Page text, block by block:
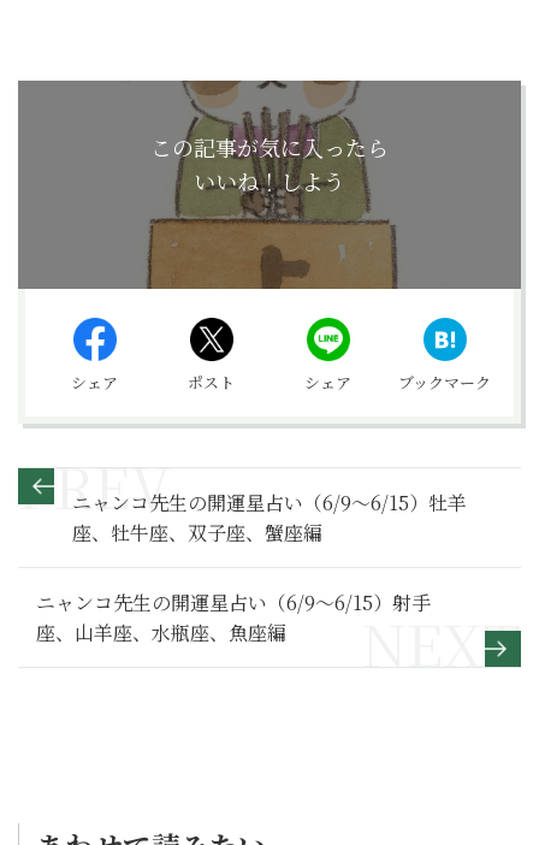
この記事が気に入ったら
いいね！しよう
シェア ポスト シェア ブックマーク
ニャンコ先生の開運星占い（6/9～6/15）牡羊
座、牡牛座、双子座、蟹座編
ニャンコ先生の開運星占い（6/9～6/15）射手
座、山羊座、水瓶座、魚座編